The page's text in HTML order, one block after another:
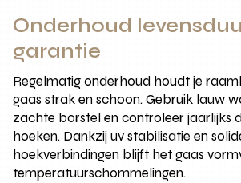
Onderhoud
garantie
Regelmatig onderhoud houdt je
gaas strak en schoon. Gebruik lauw
zachte borstel en controleer jaarlijks
hoeken. Dankzij uv stabilisatie en
hoekverbindingen blijft het gaas
temperatuurschommelingen.